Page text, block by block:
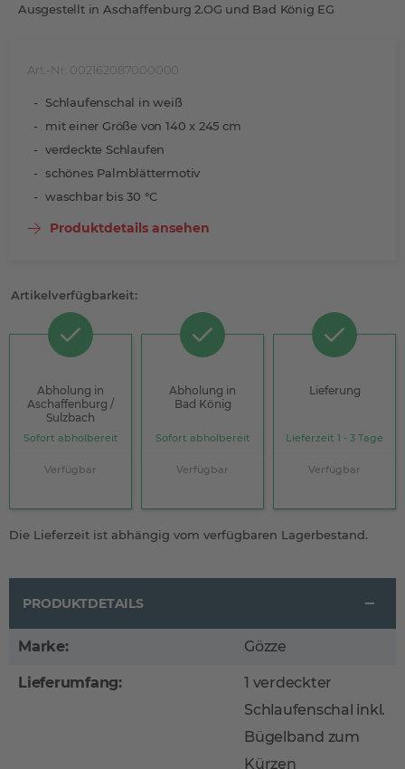
Art.-Nr. 002162087000000
Schlaufenschal in weiß
mit einer Größe von 140 x 245 cm
verdeckte Schlaufen
schönes Palmblättermotiv
waschbar bis 30 °C
Produktdetails ansehen
Artikelverfügbarkeit:
Abholung in
Aschaffenburg /
Sulzbach
Sofort abholbereit
Verfügbar
Abholung in
Bad König
Sofort abholbereit
Verfügbar
Lieferung
Lieferzeit 1 - 3 Tage
Verfügbar
Die Lieferzeit ist abhängig vom verfügbaren Lagerbestand.
Ausgestellt in Aschaffenburg 2.OG und Bad König EG
PRODUKTDETAILS
Marke: Gözze
Lieferumfang:
1 verdeckter
Schlaufenschal inkl.
Bügelband zum
Kürzen